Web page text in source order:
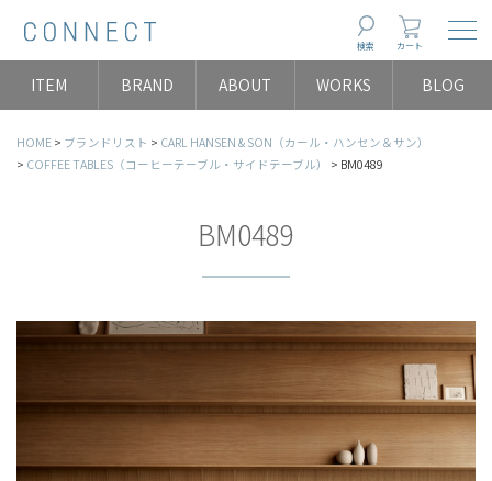
検索 カート
ITEM BRAND ABOUT WORKS BLOG
HOME ブランドリスト
CARL HANSEN & SON（カール・ハンセン＆サン）
COFFEE TABLES（コーヒーテーブル・サイドテーブル）
BM0489
BM0489